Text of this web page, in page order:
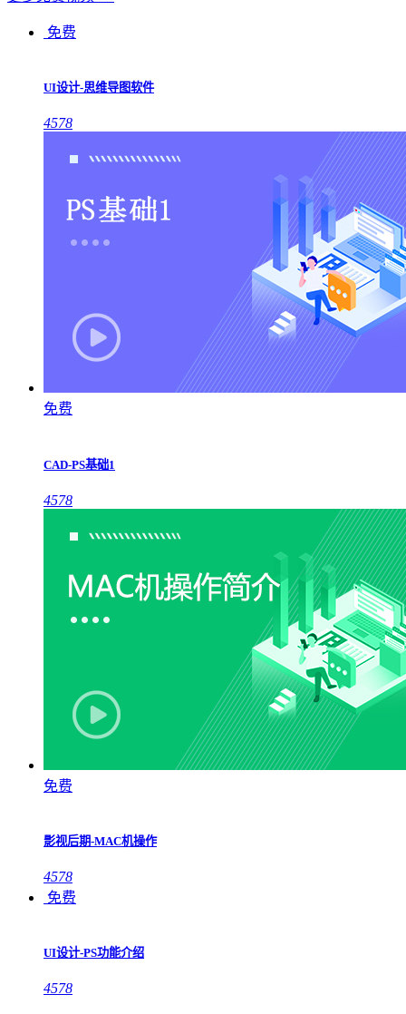
免费
UI设计-思维导图软件
4578
免费
CAD-PS基础1
4578
免费
影视后期-MAC机操作
4578
免费
UI设计-PS功能介绍
4578